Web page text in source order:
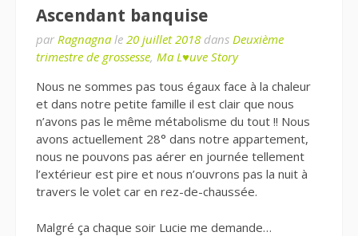
Ascendant banquise
par Ragnagna le 20 juillet 2018 dans Deuxième
trimestre de grossesse, Ma L♥uve Story
Nous ne sommes pas tous égaux face à la chaleur
et dans notre petite famille il est clair que nous
n’avons pas le même métabolisme du tout !! Nous
avons actuellement 28° dans notre appartement,
nous ne pouvons pas aérer en journée tellement
l’extérieur est pire et nous n’ouvrons pas la nuit à
travers le volet car en rez-de-chaussée.
Malgré ça chaque soir Lucie me demande…